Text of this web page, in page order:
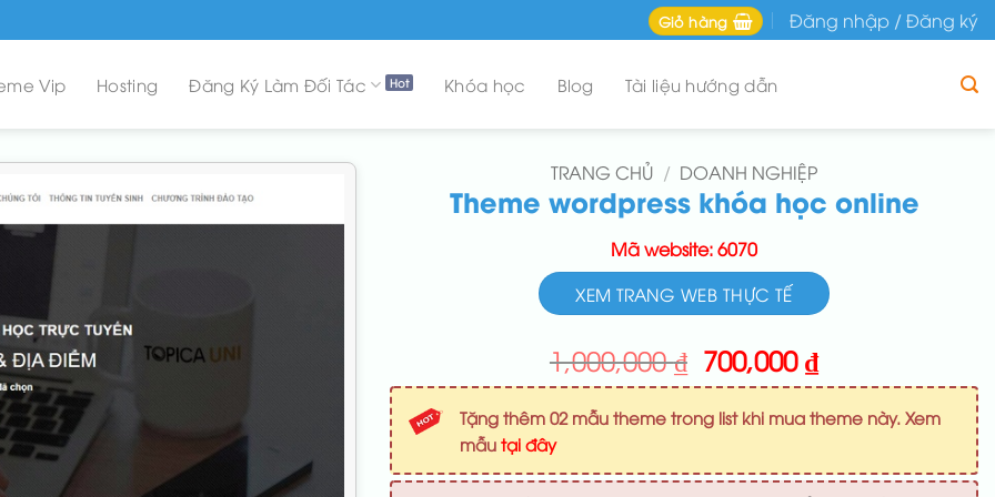
Giỏ hàng Đăng nhập / Đăng ký
Vip Hosting Đăng Ký Làm Đối Tác Khóa học Blog Tài liệu hướng dẫn
TRANG CHỦ / DOANH NGHIỆP
Theme wordpress khóa học online
Mã website: 6070
XEM TRANG WEB THỰC TẾ
1,000,000₫ Giá
gốc
là:
1,000,000 ₫.
700,000₫Giá
hiện
tại
là:
700,000 ₫.
Tặng thêm 02 mẫu theme trong list khi mua theme này. Xem
mẫu tại đây